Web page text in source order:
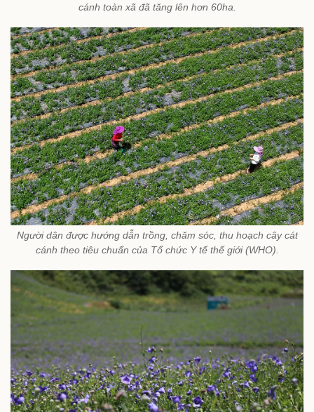
cánh toàn xã đã tăng lên hơn 60ha.
Người dân được hướng dẫn trồng, chăm sóc, thu hoạch cây cát
cánh theo tiêu chuẩn của Tổ chức Y tế thế giới (WHO).